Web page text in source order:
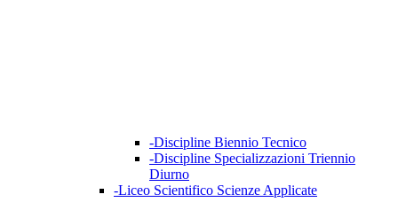
-Discipline Biennio Tecnico
-Discipline Specializzazioni Triennio
Diurno
-Liceo Scientifico Scienze Applicate